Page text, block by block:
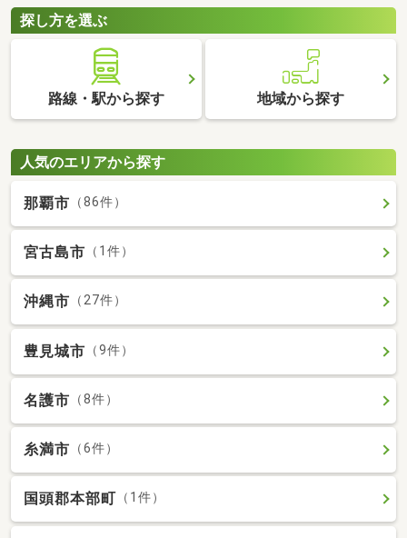
するので、引っ越しを検討している方はぜひチェックしてみてく
ださいね。
探し方を選ぶ
路線・駅から探す 地域から探す
人気のエリアから探す
那覇市 （86件）
宮古島市 （1件）
沖縄市 （27件）
豊見城市 （9件）
名護市 （8件）
糸満市 （6件）
国頭郡本部町 （1件）